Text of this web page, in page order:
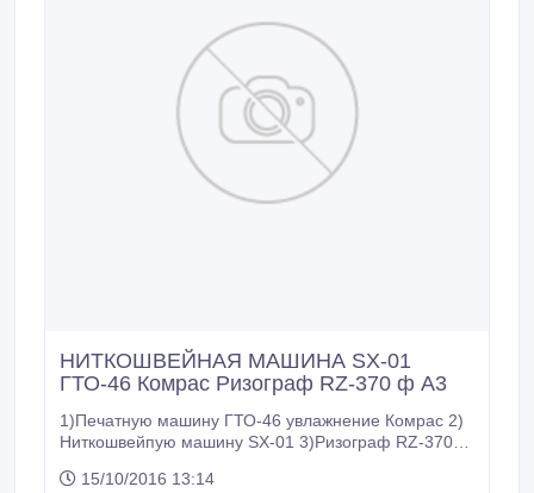
НИТКОШВЕЙНАЯ МАШИНА SX-01
ГТО-46 Комрас Ризограф RZ-370 ф А3
1)Печатную машину ГТО-46 увлажнение Комрас 2)
Ниткошвейпую машину SX-01 3)Ризограф RZ-370
Термоклеевая переплетная машина Fastbind 6)
15/10/2016 13:14